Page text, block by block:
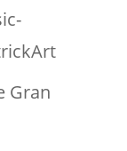
Gran